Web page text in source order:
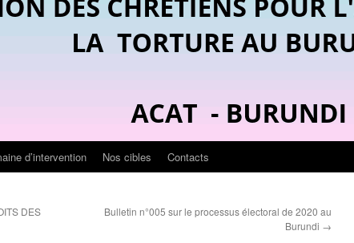
d’intervention Nos cibles Contacts
DES
Bulletin n°005 sur le processus électoral de 2020 au
Burundi →